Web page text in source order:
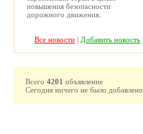
повышения безопасности
дорожного движения.
Все новости| Добавить новость
Всего 4201 объявление
Сегодня ничего не было добавлено